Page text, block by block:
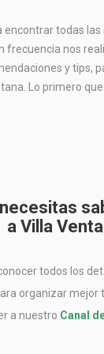
encontrar todas
frecuencia nos
y tips,
Lo primero
a Villa
todos los
organizar mejor
a nuestro Canal